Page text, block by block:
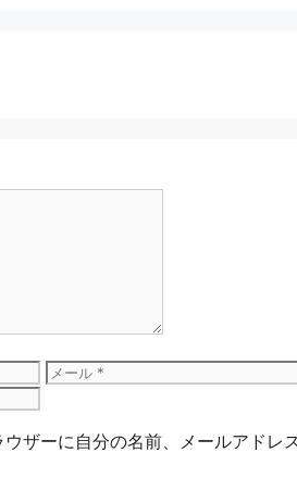
メ
ザーに自分の名前、メールアドレ